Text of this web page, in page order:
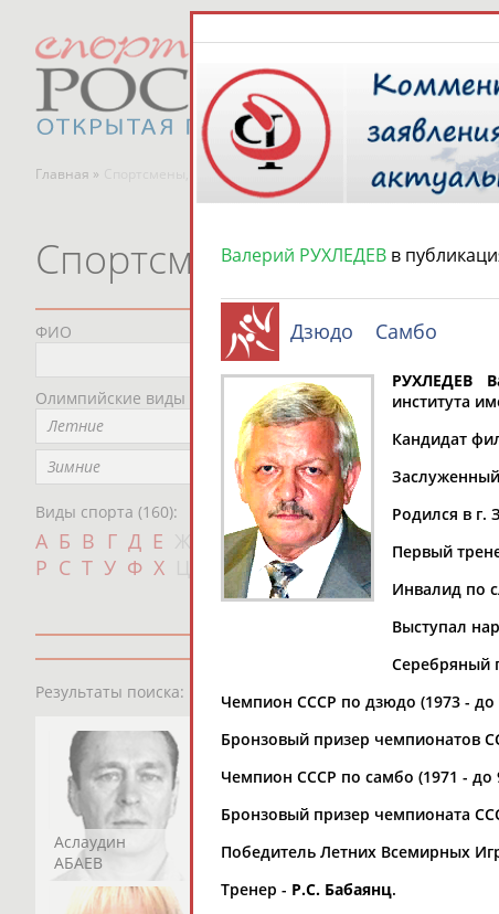
Главная » Спортсмены, тренеры и специалисты
Спортсмены, тренеры и
ФИО
Олимпийские виды спорта
Летние
Зимние
Виды спорта (160):
А Б В Г Д Е И К Л М Н О
П
Р С Т У Ф Х Ш Щ Э Ю Я
с
Результаты поиска: 13181персон
Аслаудин
АБАЕВ
Елена
АБАИМОВА
АБАКУМОВА
Валерий РУХЛЕДЕВ в
Дзюдо Самбо
РУХЛЕДЕВ
института
Кандидат
Родился в г.
Первый
Инвалид по
Выступал
Серебряный
Чемпион СССР по дзюдо (1973 - до
Бронзовый призер чемпионатов
Чемпион СССР по самбо (1971 - до
Бронзовый призер чемпионата
Победитель Летних Всемирных
Тренер - Р.С. Бабаянц.